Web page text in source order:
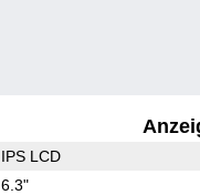
IPS LCD
6.3"